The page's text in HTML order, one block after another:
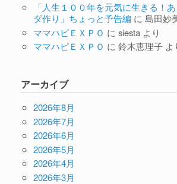
「人生１００年を元気に生きる！
ダ作り」ちょっと予告編に 島田妙
ママハピＥＸＰＯ に siestaより
ママハピＥＸＰＯ に 鈴木恵理子よ
アーカイブ
2026年8月
2026年7月
2026年6月
2026年5月
2026年4月
2026年3月